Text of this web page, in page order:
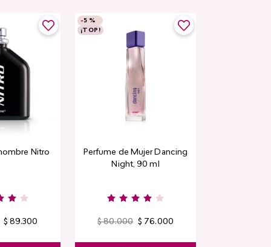
Nitro
$ 89.300
-5 %
¡TOP!
Perfume de Mujer Dancing
Night, 90 ml
$ 80.000 $ 76.000